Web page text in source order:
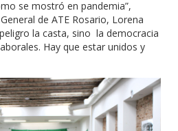
se mostró en pandemia”,
de ATE Rosario, Lorena
la casta, sino la democracia
Hay que estar unidos y